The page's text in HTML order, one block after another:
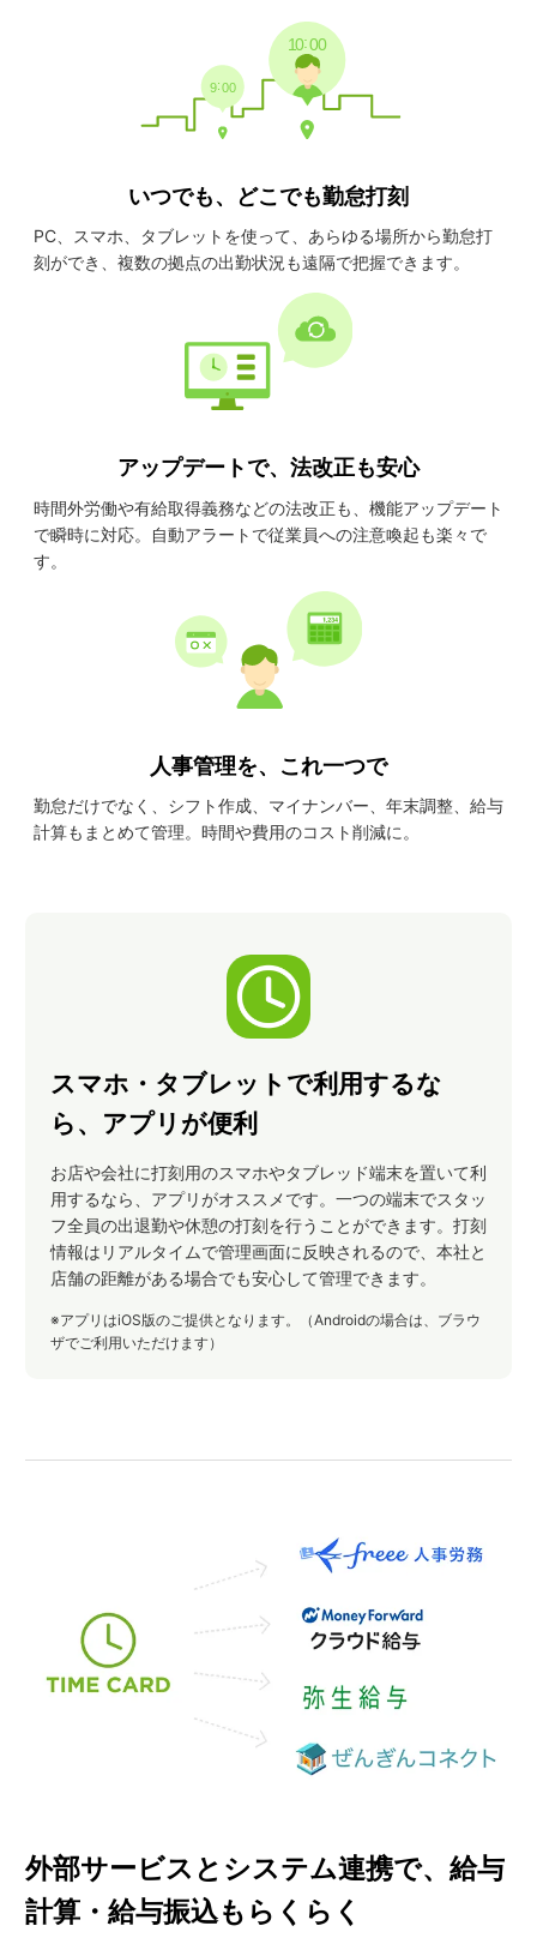
いつでも、どこでも勤怠打刻
PC、スマホ、タブレットを使って、あらゆる場所から勤怠打
刻ができ、複数の拠点の出勤状況も遠隔で把握できます。
アップデートで、法改正も安心
時間外労働や有給取得義務などの法改正も、機能アップデート
で瞬時に対応。自動アラートで従業員への注意喚起も楽々で
す。
人事管理を、これ一つで
勤怠だけでなく、シフト作成、マイナンバー、年末調整、給与
計算もまとめて管理。時間や費用のコスト削減に。
スマホ・タブレットで利用するな
ら、アプリが便利
お店や会社に打刻用のスマホやタブレッド端末を置いて利
用するなら、アプリがオススメです。一つの端末でスタッ
フ全員の出退勤や休憩の打刻を行うことができます。打刻
情報はリアルタイムで管理画面に反映されるので、本社と
店舗の距離がある場合でも安心して管理できます。
※アプリはiOS版のご提供となります。（Androidの場合は、ブラウ
ザでご利用いただけます）
外部サービスとシステム連携で、 給与
計算・給与振込もらくらく